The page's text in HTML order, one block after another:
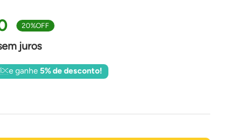
20%OFF
juros
e ganhe5% de desconto!